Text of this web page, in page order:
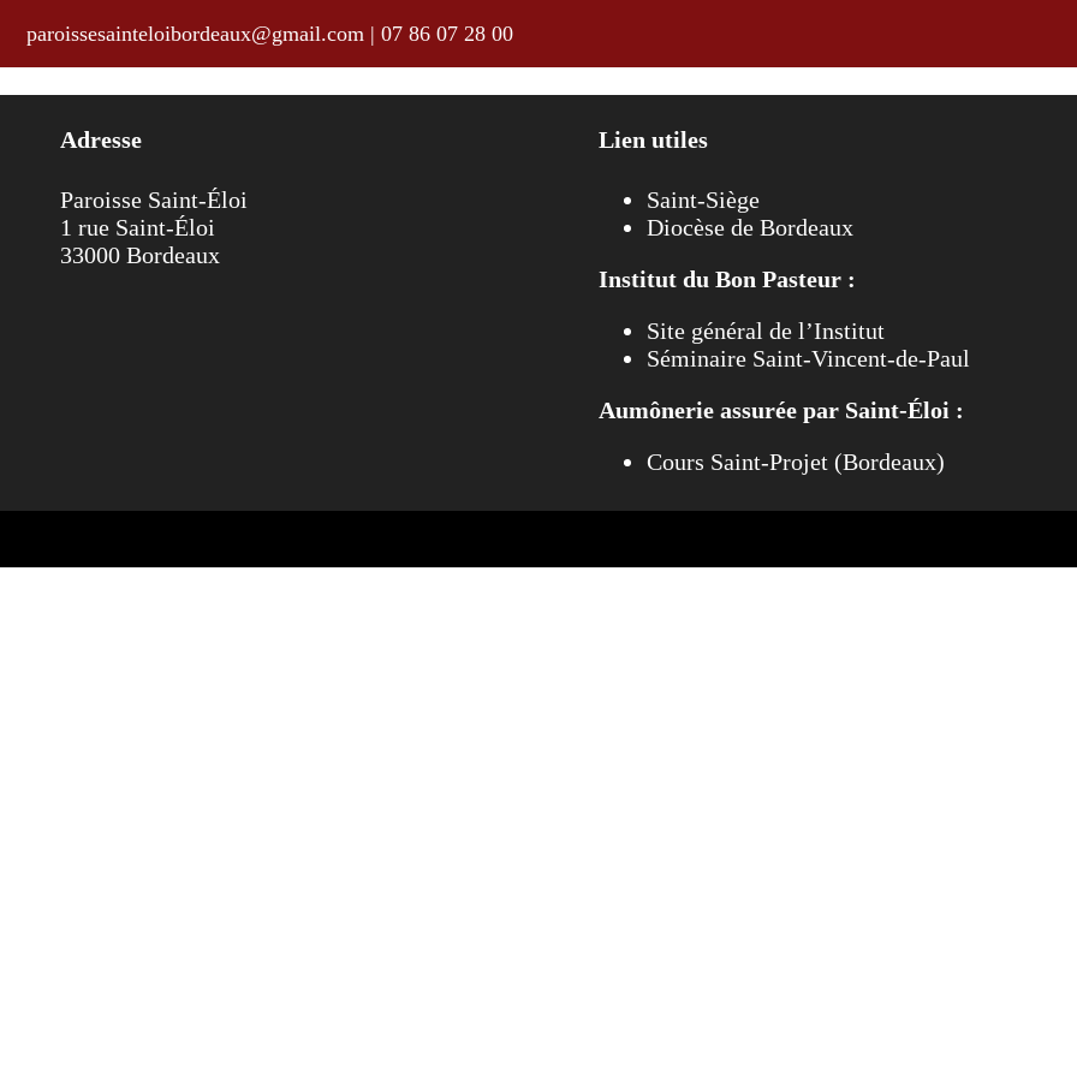
paroissesainteloibordeaux@gmail.com| 07 86 07 28 00
25 novembre 2018
Adresse
Paroisse Saint-Éloi
1 rue Saint-Éloi
33000 Bordeaux
Lien utiles
Saint-Siège
Diocèse de Bordeaux
Institut du Bon Pasteur :
Site général de l’Institut
Séminaire Saint-Vincent-de-Paul
Aumônerie assurée par Saint-Éloi :
Cours Saint-Projet (Bordeaux)